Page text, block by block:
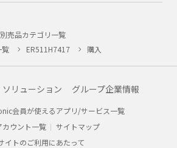
売品カテゴリ一覧
覧
ER511H7417 購入
リューション グループ企業情報
会員が使えるアプリ/サービス一覧
カウント一覧
サイトマップ
イトのご利用にあたって